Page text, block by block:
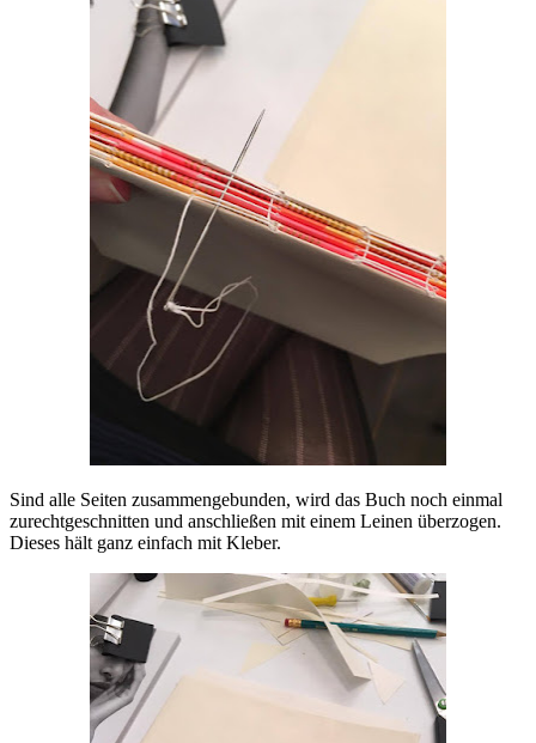
Sind alle Seiten zusammengebunden, wird das Buch noch einmal
zurechtgeschnitten und anschließen mit einem Leinen überzogen.
Dieses hält ganz einfach mit Kleber.